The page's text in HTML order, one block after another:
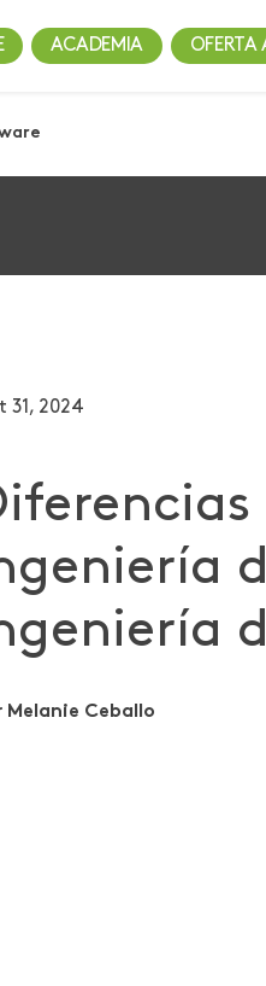
ACADEMIA OFERTA
31, 2024
Melanie Ceballo